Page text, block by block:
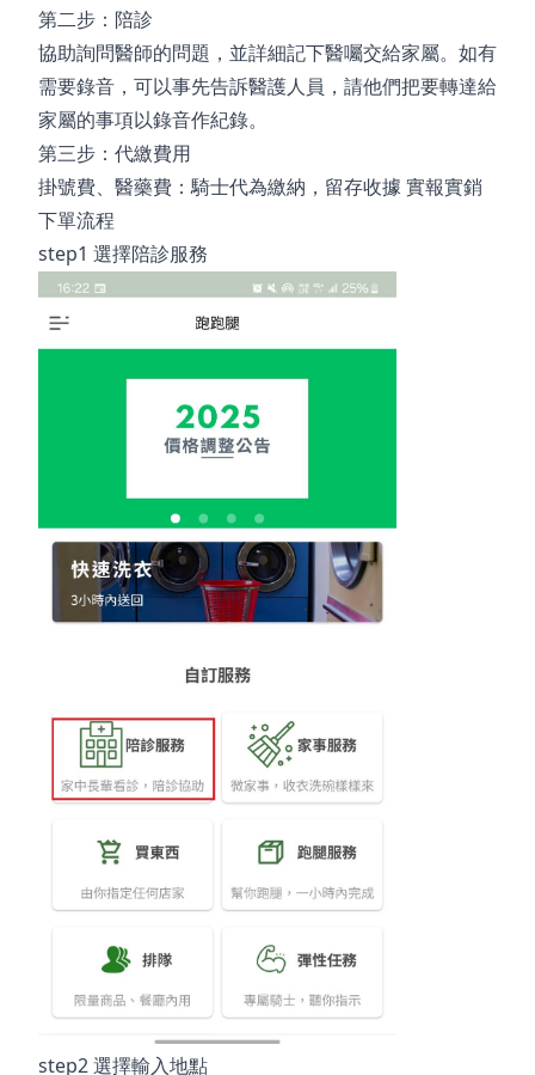
第二步：陪診
協助詢問醫師的問題，並詳細記下醫囑交給家屬。如有
需要錄音，可以事先告訴醫護人員，請他們把要轉達給
家屬的事項以錄音作紀錄。
第三步：代繳費用
掛號費、醫藥費：騎士代為繳納，留存收據 實報實銷
下單流程
step1 選擇陪診服務
step2 選擇輸入地點